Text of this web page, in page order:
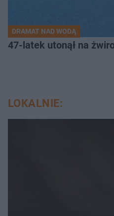
DRAMAT NAD WODĄ
47-latek utonął na
LOKALNIE: